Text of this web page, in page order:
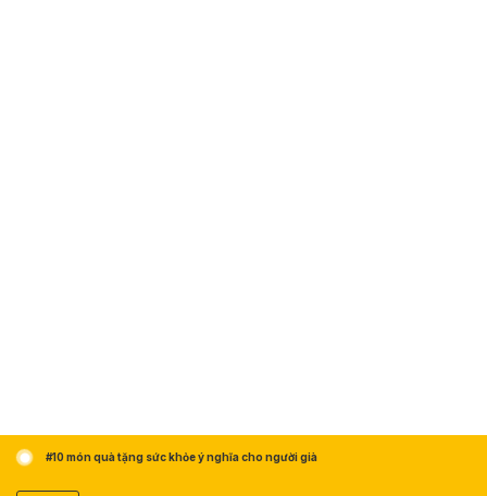
#10 món quà tặng sức khỏe ý nghĩa cho người già